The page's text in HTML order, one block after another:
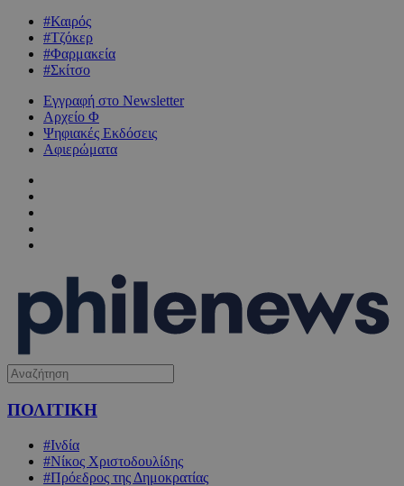
#Καιρός
#Τζόκερ
#Φαρμακεία
#Σκίτσο
Εγγραφή στο Newsletter
Αρχείο Φ
Ψηφιακές Εκδόσεις
Αφιερώματα
ΠΟΛΙΤΙΚΗ
#Ινδία
#Νίκος Χριστοδουλίδης
#Πρόεδρος της Δημοκρατίας